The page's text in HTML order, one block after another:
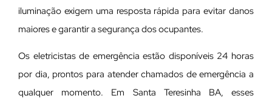
iluminação exigem uma resposta rápida para evitar danos
maiores e garantir a segurança dos ocupantes.
Os eletricistas de emergência estão disponíveis 24 horas
por dia, prontos para atender chamados de emergência a
qualquer momento. Em Santa Teresinha BA, esses